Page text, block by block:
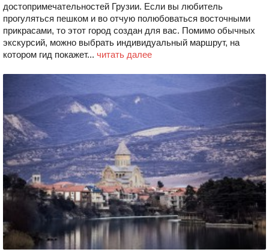
достопримечательностей Грузии. Если вы любитель
прогуляться пешком и во отчую полюбоваться восточными
прикрасами, то этот город создан для вас. Помимо обычных
экскурсий, можно выбрать индивидуальный маршрут, на
котором гид покажет... читать далее